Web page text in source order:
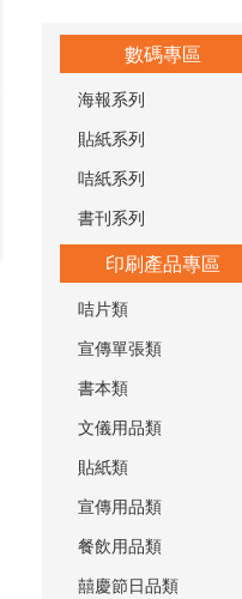
數碼專區
海報系列
貼紙系列
咭紙系列
書刊系列
印刷產品專區
咭片類
宣傳單張類
書本類
文儀用品類
貼紙類
宣傳用品類
餐飲用品類
囍慶節日品類